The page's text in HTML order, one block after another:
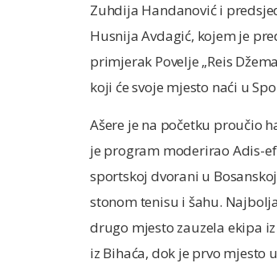
Zuhdija Handanović i
Husnija Avdagić, kojem je
primjerak Povelje „Reis
koji će svoje mjesto naći u
Ašere je na početku proučio
je program moderirao Adis-
sportskoj dvorani u
stonom tenisu i šahu.
drugo mjesto zauzela ekipa
iz Bihaća, dok je prvo mjesto